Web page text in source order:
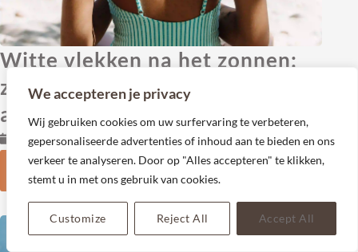
We accepteren je privacy
Wij gebruiken cookies om uw surfervaring te verbeteren,
gepersonaliseerde advertenties of inhoud aan te bieden en ons
verkeer te analyseren. Door op "Alles accepteren" te klikken,
stemt u in met ons gebruik van cookies.
Customize Reject All Accept All
Witte vlekken na het zonnen:
zo ontstaan ze en hoe je ervan
afkomt
juli 5, 2023 11:14 am
LEZEN